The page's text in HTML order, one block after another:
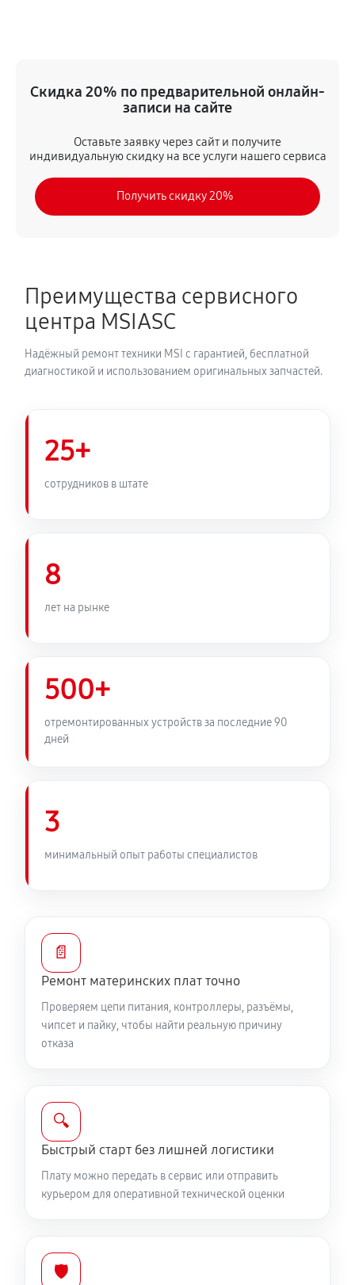
Скидка 20% по предварительной онлайн-
записи на сайте
Оставьте заявку через сайт и получите
индивидуальную скидку на все услуги нашего сервиса
Получить скидку 20%
Преимущества сервисного
центра MSIASC
Надёжный ремонт техники MSI с гарантией, бесплатной
диагностикой и использованием оригинальных запчастей.
25+
сотрудников в штате
8
лет на рынке
500+
отремонтированных устройств за последние 90
дней
3
минимальный опыт работы специалистов
📄
Ремонт материнских плат точно
Проверяем цепи питания, контроллеры, разъёмы,
чипсет и пайку, чтобы найти реальную причину
отказа
🔍
Быстрый старт без лишней логистики
Плату можно передать в сервис или отправить
курьером для оперативной технической оценки
🛡️